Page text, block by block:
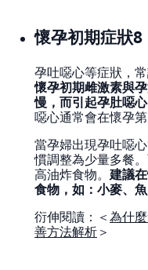
懷孕初期症狀
孕吐噁心等症狀，
懷孕初期雌激素與
慢，而引起孕肚噁
噁心通常會在懷孕
當孕婦出現孕吐噁
慣調整為少量多餐
高油炸食物。 建議
食物，如：小麥、
衍伸閱讀：＜為什
善方法解析＞